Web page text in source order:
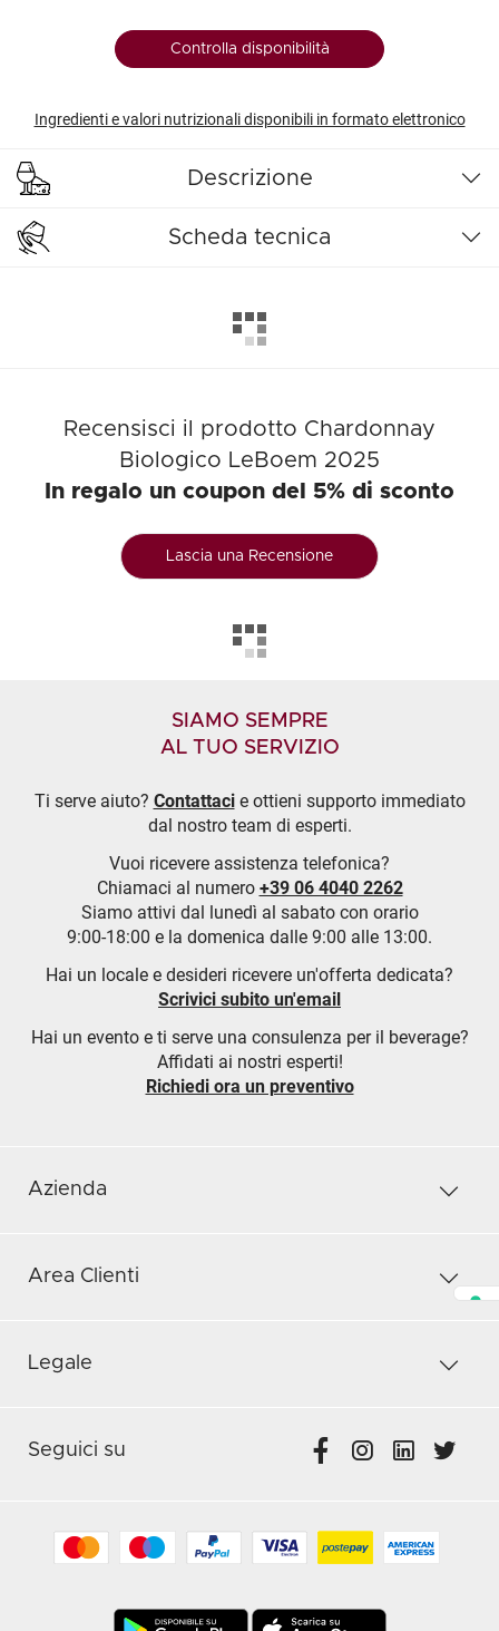
Controlla disponibilità
Ingredienti e valori nutrizionali disponibili in formato elettronico
Descrizione
Scheda tecnica
Recensisci il prodotto Chardonnay
Biologico LeBoem 2025
In regalo un coupon del 5% di sconto
Lascia una Recensione
SIAMO SEMPRE
AL TUO SERVIZIO
Ti serve aiuto? Contattacie ottieni supporto immediato
dal nostro team di esperti.
Vuoi ricevere assistenza telefonica?
Chiamaci al numero +39 06 4040 2262
Siamo attivi dal lunedì al sabato con orario
9:00-18:00 e la domenica dalle 9:00 alle 13:00.
Hai un locale e desideri ricevere un'offerta dedicata?
Scrivici subito un'email
Hai un evento e ti serve una consulenza per il beverage?
Affidati ai nostri esperti!
Richiedi ora un preventivo
Azienda
Area Clienti
Legale
Seguici su